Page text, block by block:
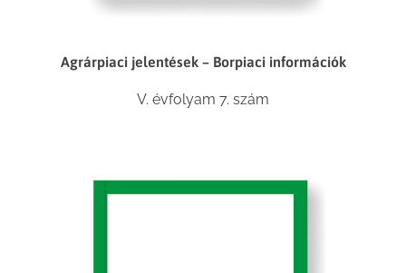
Agrárpiaci jelentések – Borpiaci információk
V. évfolyam 7. szám